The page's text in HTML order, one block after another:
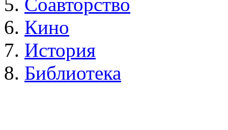
5. Соавторство
6. Кино
7. История
8. Библиотека